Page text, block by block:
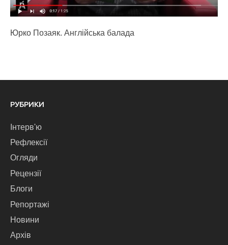
Юрко Позаяк. Англійська балада
РУБРИКИ
Інтерв'ю
Рефлексії
Огляди
Рецензії
Блоги
Репортажі
Новини
Архів